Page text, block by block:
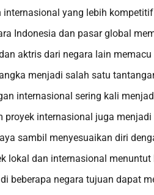
yang lebih
Indonesia dan pasar global
aktris dari negara lain
menjadi salah satu
internasional sering kali
internasional juga
sambil menyesuaikan diri
lokal dan internasional
beberapa negara tujuan dapat